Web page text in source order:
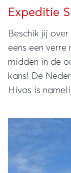
Expeditie
Beschik jij
eens een
midden in de
kans! De
Hivos is
willen reizen.